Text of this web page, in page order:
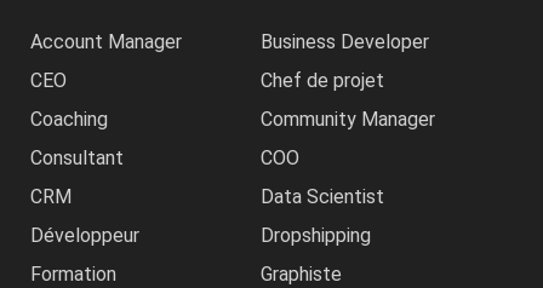
Account Manager
Business Developer
CEO
Chef de projet
Coaching
Community Manager
Consultant
COO
CRM
Data Scientist
Développeur
Dropshipping
Formation
Graphiste